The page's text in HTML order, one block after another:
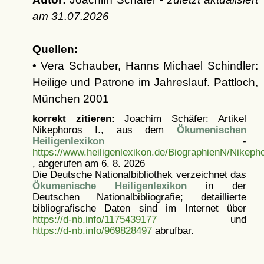
am 31.07.2026
Quellen:
• Vera Schauber, Hanns Michael Schindler:
Heilige und Patrone im Jahreslauf. Pattloch,
München 2001
korrekt zitieren: Joachim Schäfer: Artikel
Nikephoros I., aus dem Ökumenischen
Heiligenlexikon-
https://www.heiligenlexikon.de/BiographienN/
, abgerufen am 6. 8. 2026
Die Deutsche Nationalbibliothek verzeichnet das
Ökumenische Heiligenlexikonin der
Deutschen Nationalbibliografie; detaillierte
bibliografische Daten sind im Internet über
https://d-nb.info/1175439177und
https://d-nb.info/969828497abrufbar.